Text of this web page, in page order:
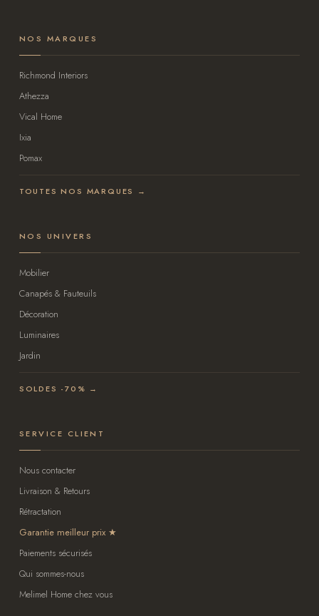
NOS MARQUES
Richmond Interiors
Athezza
Vical Home
Ixia
Pomax
TOUTES NOS MARQUES →
NOS UNIVERS
Mobilier
Canapés & Fauteuils
Décoration
Luminaires
Jardin
SOLDES -70% →
SERVICE CLIENT
Nous contacter
Livraison & Retours
Rétractation
Garantie meilleur prix
Paiements sécurisés
Qui sommes-nous
Melimel Home chez vous